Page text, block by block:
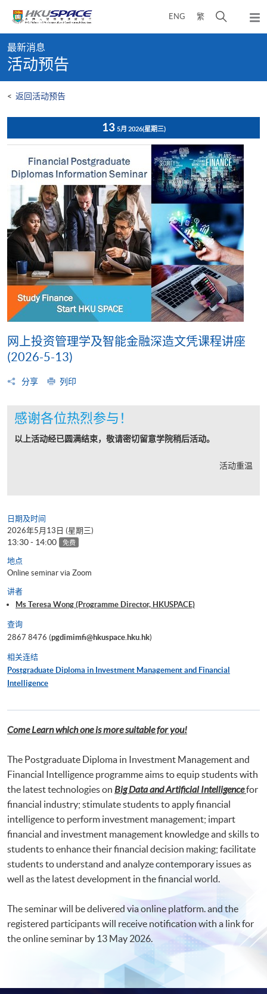
content
ENG 繁
开
弹
出
content
start
最新消息
活动预告
< 返回活动预告
13 5月 2026(星期三)
网上投资管理学及智能金融深造文凭课程讲座
(2026-5-13)
分享 列印
感谢各位热烈参与！
以上活动经已圆满结束，敬请密切留意学院稍后活动。
活动重温
日期及时间
2026年5月13日 (星期三)
13:30 - 14:00 免费
地点
Online seminar via Zoom
讲者
Ms Teresa Wong (Programme Director, HKUSPACE)
查询
2867 8476 (pgdimimfi@hkuspace.hku.hk)
相关连结
Postgraduate Diploma in Investment Management and Financial
Intelligence
Come Learn which one is more suitable for you!
The Postgraduate Diploma in Investment Management and
Financial Intelligence programme aims to equip students with
the latest technologies on Big Data and Artificial Intelligencefor
financial industry; stimulate students to apply financial
intelligence to perform investment management; impart
financial and investment management knowledge and skills to
students to enhance their financial decision making; facilitate
students to understand and analyze contemporary issues as
well as the latest development in the financial world.
The seminar will be delivered via online platform. and the
registered participants will receive notification with a link for
the online seminar by 13 May 2026.​